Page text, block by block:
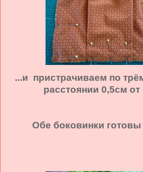
...и пристрачиваем по
расстоянии 0,5см от
Обе боковинки готовы